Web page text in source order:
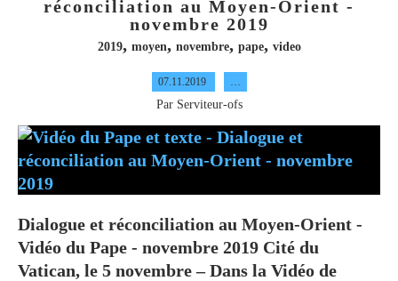
réconciliation au Moyen-Orient -
novembre 2019
2019, moyen, novembre, pape, video
07.11.2019 …
Par Serviteur-ofs
Dialogue et réconciliation au Moyen-Orient -
Vidéo du Pape - novembre 2019 Cité du
Vatican, le 5 novembre – Dans la Vidéo de